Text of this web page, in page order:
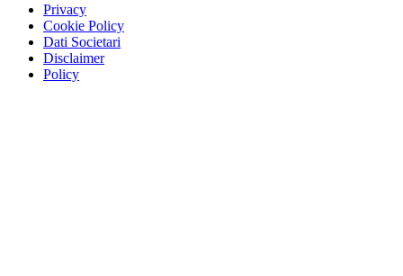
Privacy
Cookie Policy
Dati Societari
Disclaimer
Policy